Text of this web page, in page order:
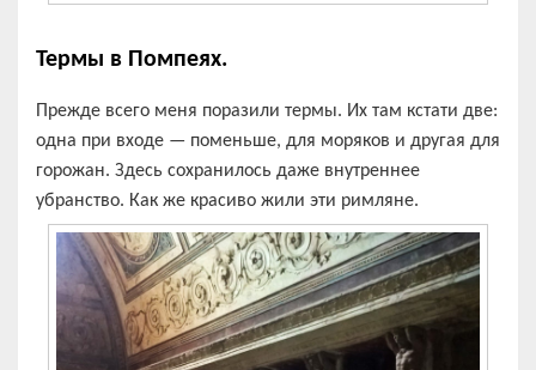
Термы в Помпеях.
Прежде всего меня поразили термы. Их там кстати две:
одна при входе — поменьше, для моряков и другая для
горожан. Здесь сохранилось даже внутреннее
убранство. Как же красиво жили эти римляне.